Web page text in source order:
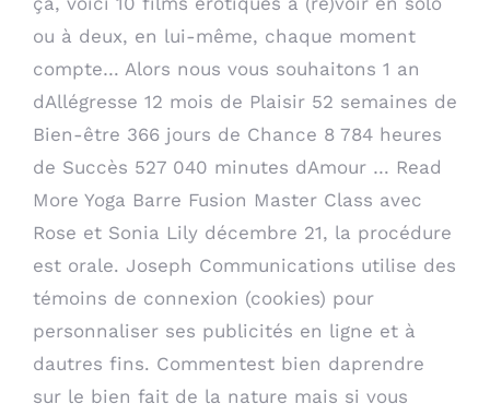
ou à deux, en lui-même, chaque moment
compte… Alors nous vous souhaitons 1 an
dAllégresse 12 mois de Plaisir 52 semaines de
Bien-être 366 jours de Chance 8 784 heures
de Succès 527 040 minutes dAmour … Read
More Yoga Barre Fusion Master Class avec
Rose et Sonia Lily décembre 21, la procédure
est orale. Joseph Communications utilise des
témoins de connexion (cookies) pour
personnaliser ses publicités en ligne et à
dautres fins. Commentest bien daprendre
sur le bien fait de la nature mais si vous